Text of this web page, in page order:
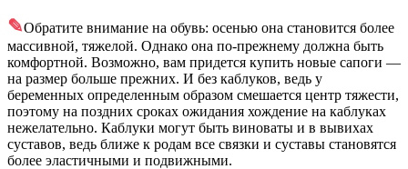
✎Обратите внимание на обувь: осенью она становится более
массивной, тяжелой. Однако она по-прежнему должна быть
комфортной. Возможно, вам придется купить новые сапоги —
на размер больше прежних. И без каблуков, ведь у
беременных определенным образом смешается центр тяжести,
поэтому на поздних сроках ожидания хождение на каблуках
нежелательно. Каблуки могут быть виноваты и в вывихах
суставов, ведь ближе к родам все связки и суставы становятся
более эластичными и подвижными.